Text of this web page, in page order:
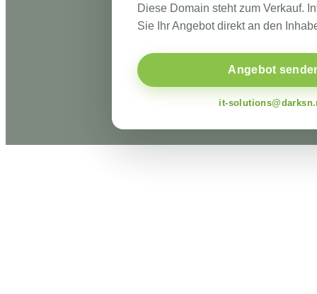
Diese Domain steht zum Verkauf.
Sie Ihr Angebot direkt an den
Angebot
it-